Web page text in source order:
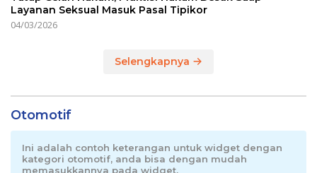
Layanan Seksual Masuk Pasal Tipikor
04/03/2026
Selengkapnya
Otomotif
Ini adalah contoh keterangan untuk widget dengan
kategori otomotif, anda bisa dengan mudah
memasukkannya pada widget.